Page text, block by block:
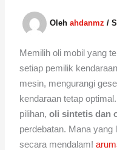
Olehahdanmz/
Memilih oli mobil yang
setiap pemilik
mesin, mengurangi
kendaraan tetap
pilihan,oli sintetis dan
perdebatan. Mana yang
secara mendalam!